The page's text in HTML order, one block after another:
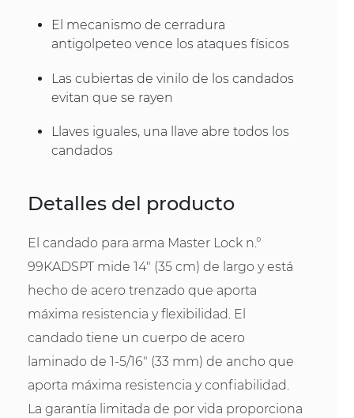
El mecanismo de cerradura
antigolpeteo vence los ataques físicos
Las cubiertas de vinilo de los candados
evitan que se rayen
Llaves iguales, una llave abre todos los
candados
Detalles del producto
El candado para arma Master Lock n.°
99KADSPT mide 14" (35 cm) de largo y está
hecho de acero trenzado que aporta
máxima resistencia y flexibilidad. El
candado tiene un cuerpo de acero
laminado de 1-5/16" (33 mm) de ancho que
aporta máxima resistencia y confiabilidad.
La garantía limitada de por vida proporciona